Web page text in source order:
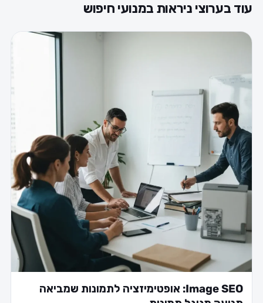
בערוצי ניראות במנועי חיפוש
Image SEO: אופטימיזציה לתמונות שמביאה